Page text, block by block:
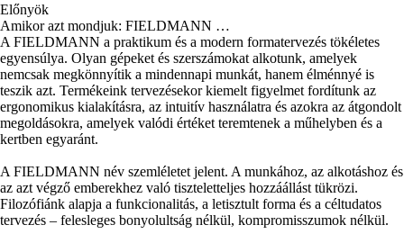
Előnyök
Amikor azt mondjuk: FIELDMANN …
A FIELDMANN a praktikum és a modern formatervezés tökéletes
egyensúlya. Olyan gépeket és szerszámokat alkotunk, amelyek
nemcsak megkönnyítik a mindennapi munkát, hanem élménnyé is
teszik azt. Termékeink tervezésekor kiemelt figyelmet fordítunk az
ergonomikus kialakításra, az intuitív használatra és azokra az átgondolt
megoldásokra, amelyek valódi értéket teremtenek a műhelyben és a
kertben egyaránt.
A FIELDMANN név szemléletet jelent. A munkához, az alkotáshoz és
az azt végző emberekhez való tiszteletteljes hozzáállást tükrözi.
Filozófiánk alapja a funkcionalitás, a letisztult forma és a céltudatos
tervezés – felesleges bonyolultság nélkül, kompromisszumok nélkül.